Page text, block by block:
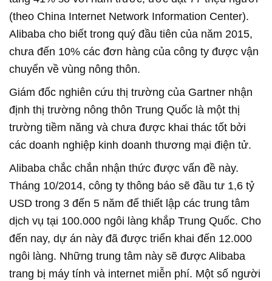
(theo China Internet Network Information Center).
Alibaba cho biết trong quý đầu tiên của năm 2015,
chưa đến 10% các đơn hàng của công ty được vận
chuyển về vùng nông thôn.
Giám đốc nghiên cứu thị trường của Gartner nhận
định thị trường nông thôn Trung Quốc là một thị
trường tiềm năng và chưa được khai thác tốt bởi
các doanh nghiệp kinh doanh thương mại điện tử.
Alibaba chắc chắn nhận thức được vấn đề này.
Tháng 10/2014, công ty thông báo sẽ đầu tư 1,6 tỷ
USD trong 3 đến 5 năm để thiết lập các trung tâm
dịch vụ tại 100.000 ngôi làng khắp Trung Quốc. Cho
đến nay, dự án này đã được triển khai đến 12.000
ngôi làng. Những trung tâm này sẽ được Alibaba
trang bị máy tính và internet miễn phí. Một số người